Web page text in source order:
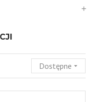
add
Dostępne arrow_drop_down